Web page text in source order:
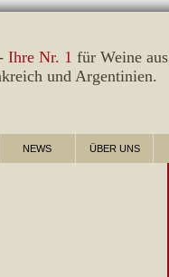
Ihre Nr. 1 für Weine aus
und Argentinien.
NEWS ÜBER UNS